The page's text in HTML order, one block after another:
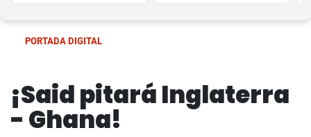
PORTADA DIGITAL
¡Said pitará Inglaterra
- Ghana!